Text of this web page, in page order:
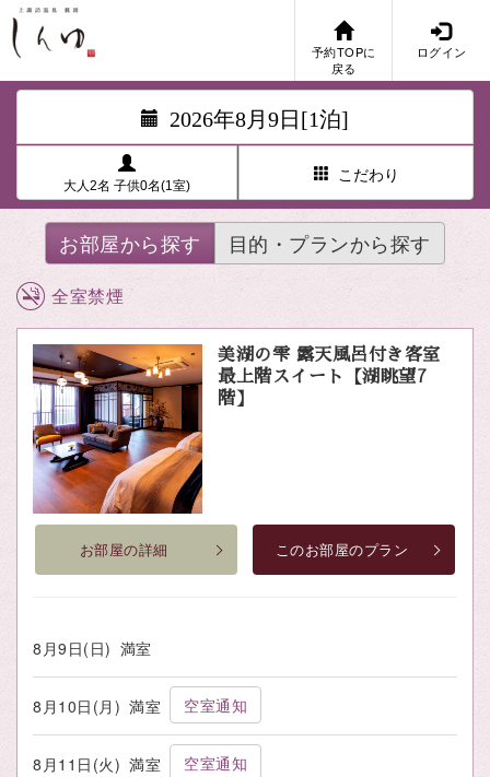
予約TOPに
戻る
ログイン
2026年8月9日[1泊]
大人2名 子供0名(1室)
こだわり
お部屋から探す 目的・プランから探す
全室禁煙
美湖の雫 露天風呂付き客室
最上階スイート【湖眺望7
階】
お部屋の詳細 このお部屋のプラン
8月9日(日) 満室
8月10日(月) 満室 空室通知
8月11日(火) 満室 空室通知